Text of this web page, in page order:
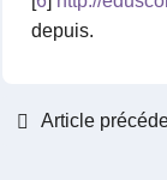
depuis.
Article